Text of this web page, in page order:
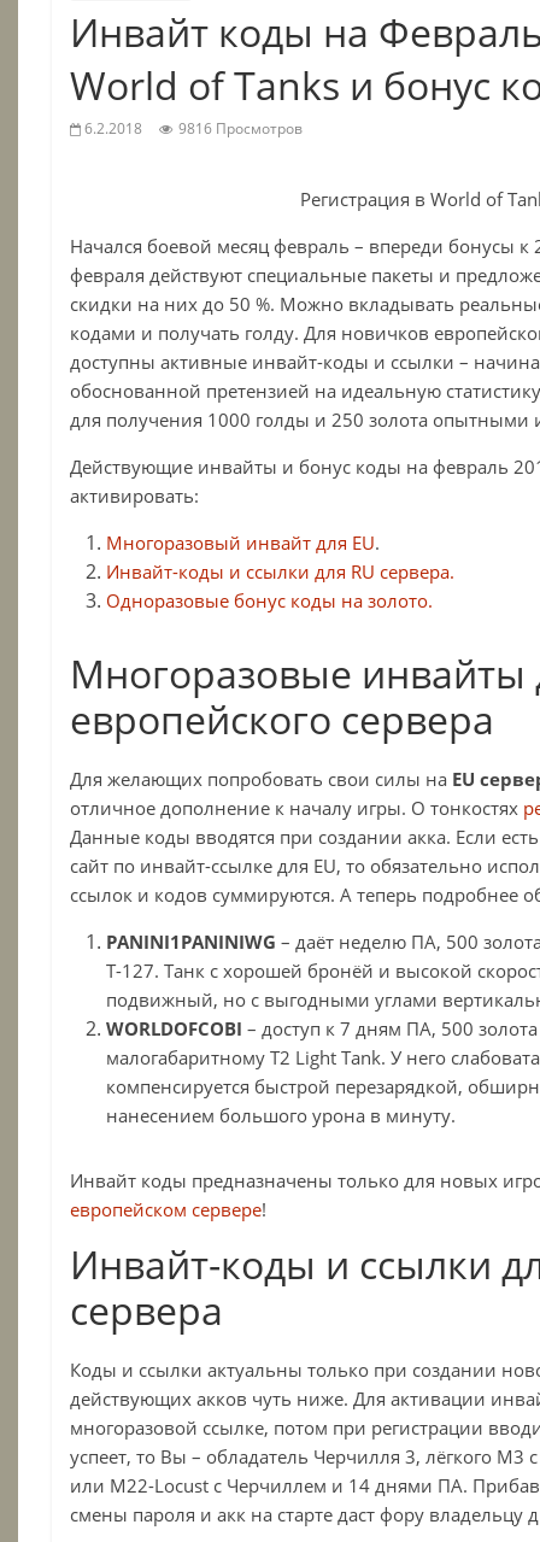
Инвайт коды на
World of Tanks и бонус
6.2.2018 9816 Просмотров
Регистрация в World of
Начался боевой месяц февраль – впереди бонусы к
февраля действуют специальные пакеты и
скидки на них до 50 %. Можно вкладывать
кодами и получать голду. Для новичков
доступны активные инвайт-коды и ссылки –
обоснованной претензией на идеальную
для получения 1000 голды и 250 золота опытными
Действующие инвайты и бонус коды на февраль
активировать:
Многоразовый инвайт для EU.
Инвайт-коды и ссылки для RU сервера.
Одноразовые бонус коды на золото.
Многоразовые инвайты
европейского сервера
Для желающих попробовать свои силы на EU
отличное дополнение к началу игры. О тонкостях
Данные коды вводятся при создании акка. Если
сайт по инвайт-ссылке для EU, то обязательно
ссылок и кодов суммируются. А теперь подробнее
PANINI1PANINIWG – даёт неделю ПА, 500
Т-127. Танк с хорошей бронёй и высокой
подвижный, но с выгодными углами
WORLDOFCOBI – доступ к 7 дням ПА, 500
малогабаритному T2 Light Tank. У него
компенсируется быстрой перезарядкой,
нанесением большого урона в минуту.
Инвайт коды предназначены только для новых
европейском сервере!
Инвайт-коды и ссылки
сервера
Коды и ссылки актуальны только при создании
действующих акков чуть ниже. Для активации
многоразовой ссылке, потом при регистрации
успеет, то Вы – обладатель Черчилля 3, лёгкого М3
или M22-Locust с Черчиллем и 14 днями ПА.
смены пароля и акк на старте даст фору владельцу